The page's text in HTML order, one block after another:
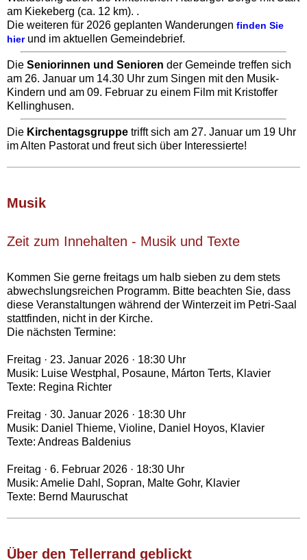
am Kiekeberg (ca. 12 km). .
Die weiteren für 2026 geplanten Wanderungen finden Sie
hierund im aktuellen Gemeindebrief.
Die Seniorinnen und Senioren der Gemeinde treffen sich
am 26. Januar um 14.30 Uhr zum Singen mit den Musik-
Kindern und am 09. Februar zu einem Film mit Kristoffer
Kellinghusen.
Die Kirchentagsgruppe trifft sich am 27. Januar um 19 Uhr
im Alten Pastorat und freut sich über Interessierte!
Musik‍
Zeit zum Innehalten - Musik‍ und Texte
Kommen Sie gerne freitags um halb sieben zu dem stets
abwechslungsreichen Programm. Bitte beachten Sie, dass
diese Veranstaltungen während der Winterzeit im Petri-Saal
stattfinden, nicht in der Kirche.
Die nächsten Termine:
Freitag · 23. Januar 2026 · 18:30 Uhr
Musik: Luise Westphal, Posaune, Márton Terts, Klavier
Texte: Regina Richter
Freitag · 30. Januar 2026 · 18:30 Uhr
Musik: Daniel Thieme, Violine, Daniel Hoyos, Klavier
Texte: Andreas Baldenius
Freitag · 6. Februar 2026 · 18:30 Uhr
Musik: Amelie Dahl, Sopran, Malte Gohr, Klavier
Texte: Bernd Mauruschat
Über den Tellerrand geblickt‍